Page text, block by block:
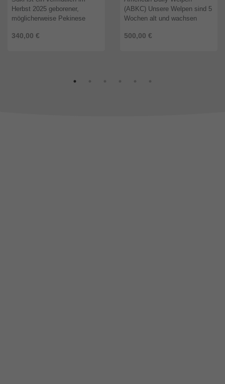
340,00 €
Herbst 2025 geborener,
möglicherweise Pekinese
ausgesetzt gefunden und im
500,00 €
(ABKC) Unsere Welpen sind 5
Wochen alt und wachsen
Sie werden von klein auf